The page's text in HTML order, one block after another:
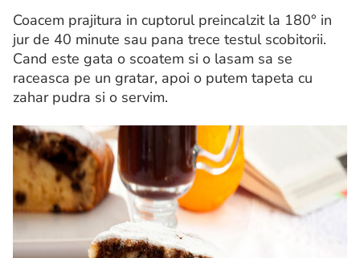
Coacem prajitura in cuptorul preincalzit la 180° in
jur de 40 minute sau pana trece testul scobitorii.
Cand este gata o scoatem si o lasam sa se
raceasca pe un gratar, apoi o putem tapeta cu
zahar pudra si o servim.